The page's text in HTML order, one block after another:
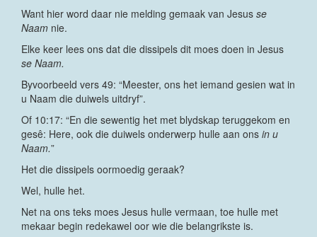
Want hier word daar nie melding gemaak van Jesus se
Naam nie.
Elke keer lees ons dat die dissipels dit moes doen in Jesus
se Naam.
Byvoorbeeld vers 49: “Meester, ons het iemand gesien wat in
u Naam die duiwels uitdryf”.
Of 10:17: “En die sewentig het met blydskap teruggekom en
gesê: Here, ook die duiwels onderwerp hulle aan ons in u
Naam.”
Het die dissipels oormoedig geraak?
Wel, hulle het.
Net na ons teks moes Jesus hulle vermaan, toe hulle met
mekaar begin redekawel oor wie die belangrikste is.